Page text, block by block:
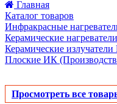
Главная
Каталог товаров
Инфракрасные
Керамические нагреватели
Керамические
Плоские ИК
Просмотреть все